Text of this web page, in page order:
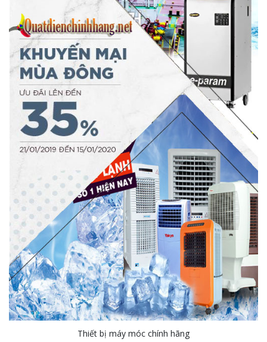
Thiết bị máy móc chính hãng